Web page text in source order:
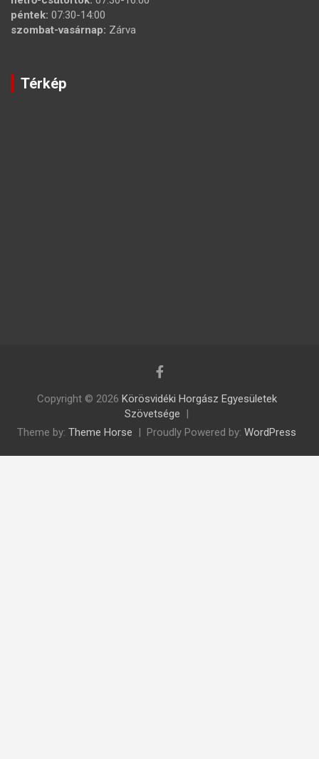
péntek: 07:30-14:00
szombat-vasárnap: Zárva
Térkép
Copyright © 2026 Körösvidéki Horgász Egyesületek
Szövetsége
Theme by: Theme Horse Proudly Powered by: WordPress